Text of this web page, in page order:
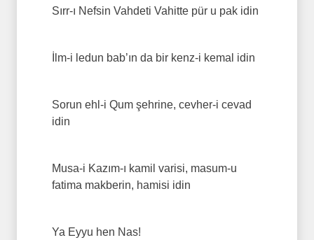
Sırr-ı Nefsin Vahdeti Vahitte pür u pak idin
İlm-i ledun bab’ın da bir kenz-i kemal idin
Sorun ehl-i Qum şehrine, cevher-i cevad
idin
Musa-i Kazım-ı kamil varisi, masum-u
fatima makberin, hamisi idin
Ya Eyyu hen Nas!